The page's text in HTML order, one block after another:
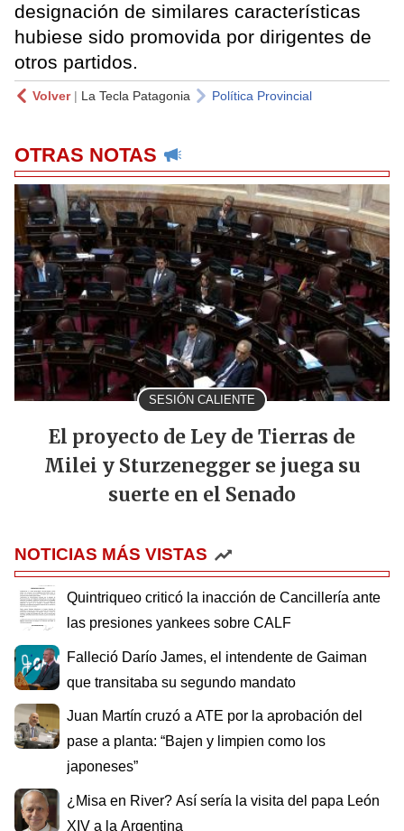
designación de similares características
hubiese sido promovida por dirigentes de
otros partidos.
Volver| La Tecla Patagonia Política Provincial
OTRAS NOTAS
SESIÓN CALIENTE
El proyecto de Ley de Tierras de
Milei y Sturzenegger se juega su
suerte en el Senado
NOTICIAS MÁS VISTAS
Quintriqueo criticó la inacción de Cancillería ante
las presiones yankees sobre CALF
Falleció Darío James, el intendente de Gaiman
que transitaba su segundo mandato
Juan Martín cruzó a ATE por la aprobación del
pase a planta: “Bajen y limpien como los
japoneses”
¿Misa en River? Así sería la visita del papa León
XIV a la Argentina